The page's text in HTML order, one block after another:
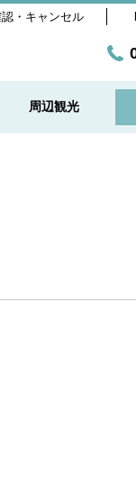
・キャンセル
周辺観光